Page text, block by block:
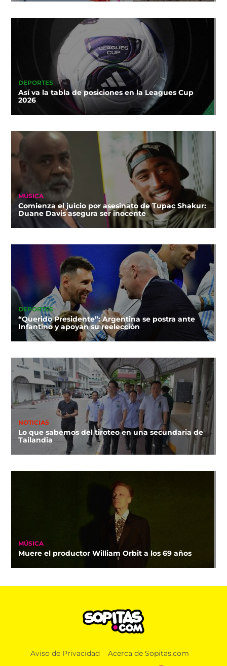
DEPORTES
Así va la tabla de posiciones en la Leagues Cup
2026
MÚSICA
Comienza el juicio por asesinato de Tupac Shakur:
Duane Davis asegura ser inocente
DEPORTES
“Querido Presidente”: Argentina se postra ante
Infantino y apoyan su reelección
NOTICIAS
Lo que sabemos del tiroteo en una secundaria de
Tailandia
MÚSICA
Muere el productor William Orbit a los 69 años
Aviso de Privacidad Acerca de Sopitas.com